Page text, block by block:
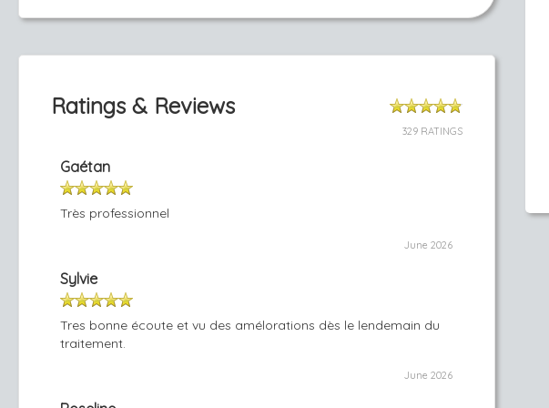
Ratings & Reviews
329 RATINGS
Gaétan
Très professionnel
June 2026
Sylvie
Tres bonne écoute et vu des amélorations dès le lendemain du
traitement.
June 2026